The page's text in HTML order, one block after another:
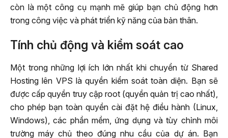
còn là một công cụ mạnh mẽ giúp bạn chủ động hơn
trong công việc và phát triển kỹ năng của bản thân.
Tính chủ động và kiểm soát cao
Một trong những lợi ích lớn nhất khi chuyển từ Shared
Hosting lên VPS là quyền kiểm soát toàn diện. Bạn sẽ
được cấp quyền truy cập root (quyền quản trị cao nhất),
cho phép bạn toàn quyền cài đặt hệ điều hành (Linux,
Windows), các phần mềm, ứng dụng và tùy chỉnh môi
trường máy chủ theo đúng nhu cầu của dự án. Bạn